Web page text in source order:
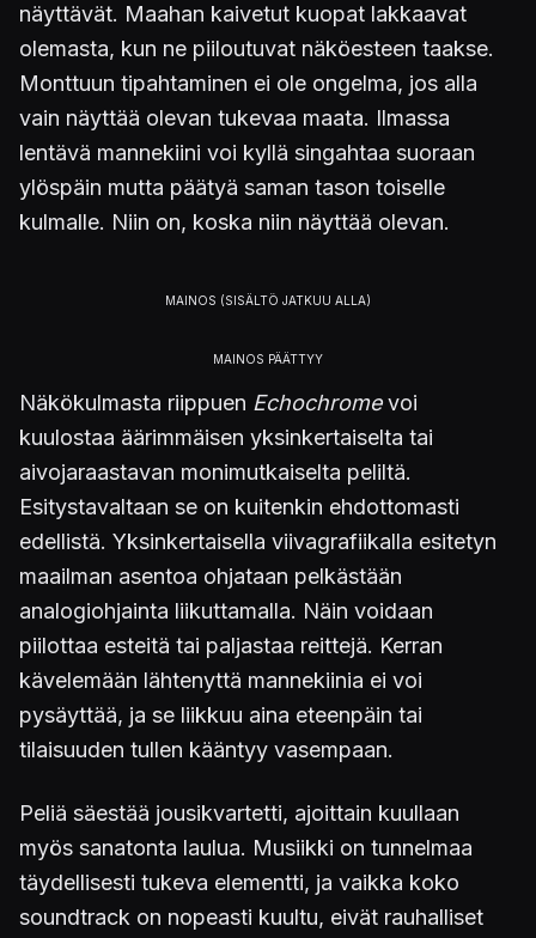
näyttävät. Maahan kaivetut kuopat lakkaavat
olemasta, kun ne piiloutuvat näköesteen taakse.
Monttuun tipahtaminen ei ole ongelma, jos alla
vain näyttää olevan tukevaa maata. Ilmassa
lentävä mannekiini voi kyllä singahtaa suoraan
ylöspäin mutta päätyä saman tason toiselle
kulmalle. Niin on, koska niin näyttää olevan.
Näkökulmasta riippuen Echochromevoi
kuulostaa äärimmäisen yksinkertaiselta tai
aivojaraastavan monimutkaiselta peliltä.
Esitystavaltaan se on kuitenkin ehdottomasti
edellistä. Yksinkertaisella viivagrafiikalla esitetyn
maailman asentoa ohjataan pelkästään
analogiohjainta liikuttamalla. Näin voidaan
piilottaa esteitä tai paljastaa reittejä. Kerran
kävelemään lähtenyttä mannekiinia ei voi
pysäyttää, ja se liikkuu aina eteenpäin tai
tilaisuuden tullen kääntyy vasempaan.
Peliä säestää jousikvartetti, ajoittain kuullaan
myös sanatonta laulua. Musiikki on tunnelmaa
täydellisesti tukeva elementti, ja vaikka koko
soundtrack on nopeasti kuultu, eivät rauhalliset